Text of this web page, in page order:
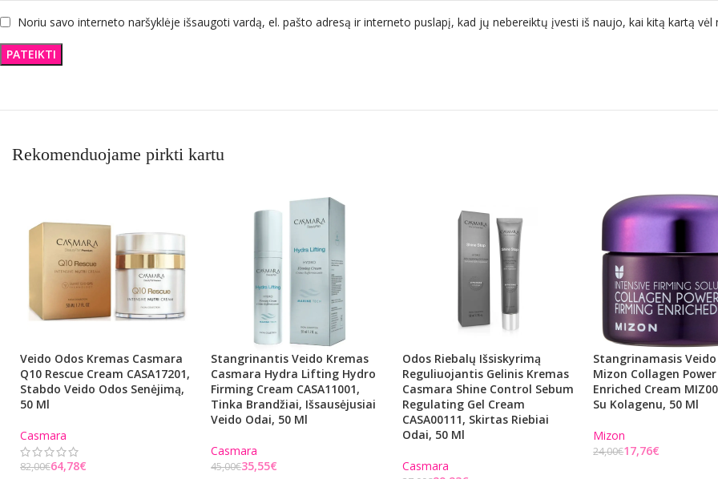
Noriu savo interneto naršyklėje išsaugoti vardą, el. pašto adresą ir interneto puslapį, kad jų nebereiktų įvesti iš naujo, kai kitą kartą vėl
Rekomenduojame pirkti kartu
Veido Odos Kremas Casmara
Q10 Rescue Cream CASA17201,
Stabdo Veido Odos Senėjimą,
50 Ml
Casmara
82,00€64,78€
Stangrinantis Veido Kremas
Casmara Hydra Lifting Hydro
Firming Cream CASA11001,
Tinka Brandžiai, Išsausėjusiai
Veido Odai, 50 Ml
Casmara
45,00€35,55€
Odos Riebalų Išsiskyrimą
Reguliuojantis Gelinis Kremas
Casmara Shine Control Sebum
Regulating Gel Cream
CASA00111, Skirtas Riebiai
Odai, 50 Ml
Casmara
Stangrinamasis
Mizon Collagen
Enriched Cream
Su Kolagenu, 50 Ml
Mizon
24,00€17,76€